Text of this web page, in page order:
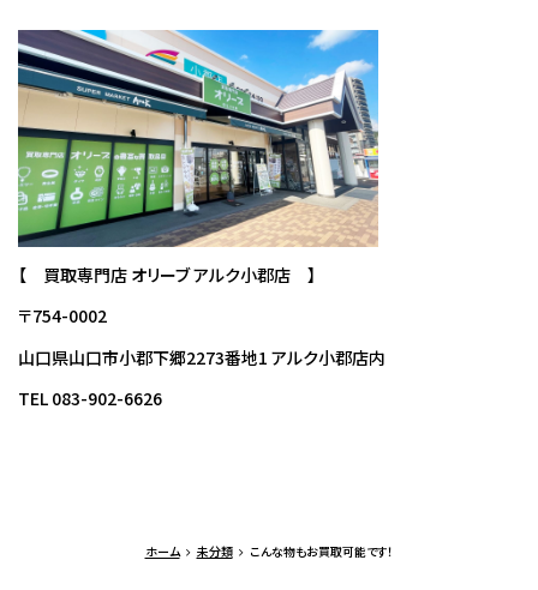
【 買取専門店 オリーブ アルク小郡店 】
〒754-0002
山口県山口市小郡下郷2273番地1 アルク小郡店内
TEL 083-902-6626
ホーム 未分類 こんな物もお買取可能です！